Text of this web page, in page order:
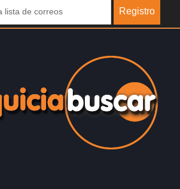
Registro